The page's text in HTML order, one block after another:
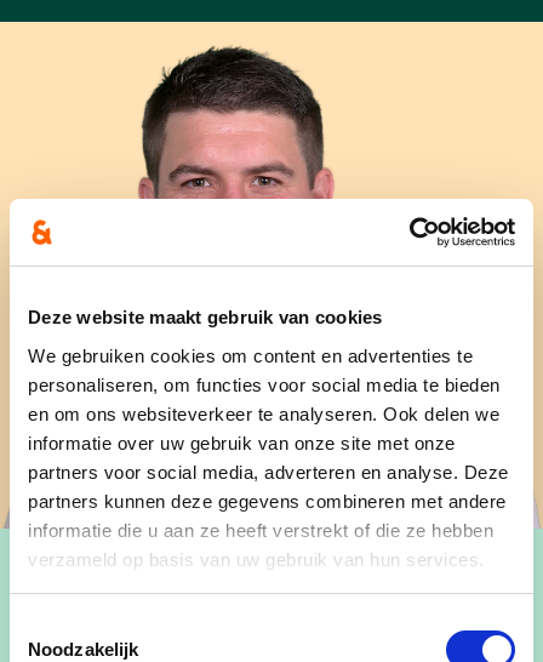
Deze website maakt gebruik van cookies
We gebruiken cookies om content en advertenties te
personaliseren, om functies voor social media te bieden
en om ons websiteverkeer te analyseren. Ook delen we
informatie over uw gebruik van onze site met onze
partners voor social media, adverteren en analyse. Deze
partners kunnen deze gegevens combineren met andere
informatie die u aan ze heeft verstrekt of die ze hebben
verzameld op basis van uw gebruik van hun services.
Noodzakelijk